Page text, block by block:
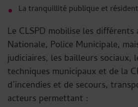
La tranquillité publique et
Le CLSPD mobilise les différents
Nationale, Police Municipale,
judiciaires, les bailleurs sociaux,
techniques municipaux et de la
d’incendies et de secours,
acteurs permettant :